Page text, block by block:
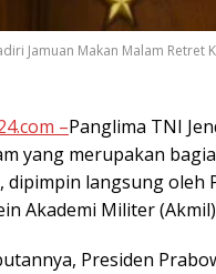
Jamuan Makan Malam
–Panglima TNI
yang merupakan
dipimpin langsung oleh
Akademi Militer
Presiden